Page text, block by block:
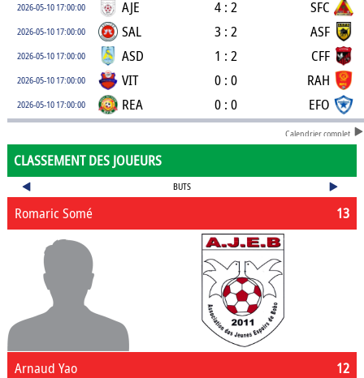
2026-05-10 17:00:00 AJE 4 : 2 SFC
2026-05-10 17:00:00 SAL 3 : 2 ASF
2026-05-10 17:00:00 ASD 1 : 2 CFF
2026-05-10 17:00:00 VIT 0 : 0 RAH
2026-05-10 17:00:00 REA 0 : 0 EFO
Calendrier complet
CLASSEMENT DES JOUEURS
BUTS
13
Romaric Somé
12
Arnaud Yao